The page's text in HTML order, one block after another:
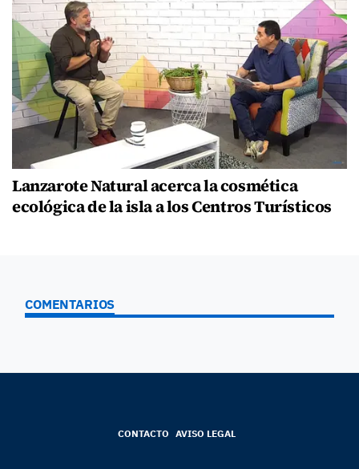
Lanzarote Natural acerca la cosmética
ecológica de la isla a los Centros Turísticos
COMENTARIOS
CONTACTO AVISO LEGAL